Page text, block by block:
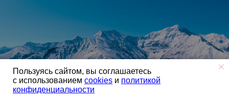
Пользуясь сайтом, вы соглашаетесь
с использованием cookies и политикой
конфиденциальности
Хотите присоединиться к
нашему туру?